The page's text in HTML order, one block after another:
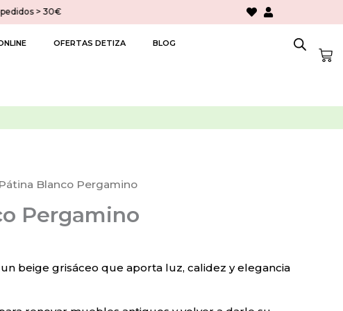
> 30€
OFERTAS DETIZA BLOG
Blanco Pergamino
Pergamino
beige grisáceo que aporta luz, calidez y elegancia